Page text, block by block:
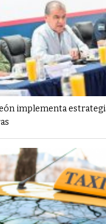
implementa